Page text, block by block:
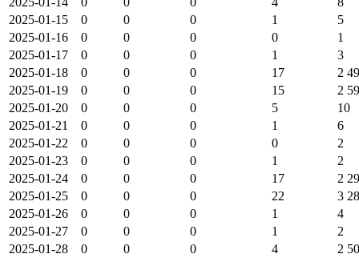
2025-01-15
0 0 0 1
5
2025-01-16
0 0 0 0
1
2025-01-17
0 0 0 1
3
2025-01-18
0 0 0 17
2
2025-01-19
0 0 0 15
2
2025-01-20
0 0 0 5
10
2025-01-21
0 0 0 1
6
2025-01-22
0 0 0 0
2
2025-01-23
0 0 0 1
2
2025-01-24
0 0 0 17
2
2025-01-25
0 0 0 22
3
2025-01-26
0 0 0 1
4
2025-01-27
0 0 0 1
2
2025-01-28
0 0 0 4
2